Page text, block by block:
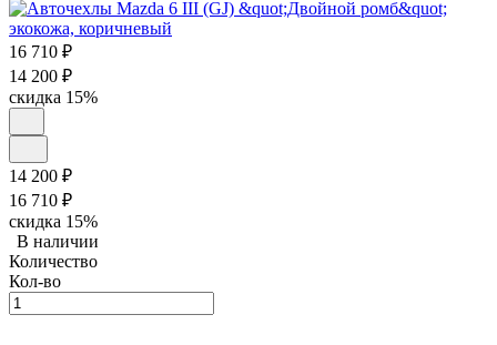
16 710 ₽
14 200 ₽
скидка 15%
14 200 ₽
16 710 ₽
скидка 15%
В наличии
Количество
Кол-во